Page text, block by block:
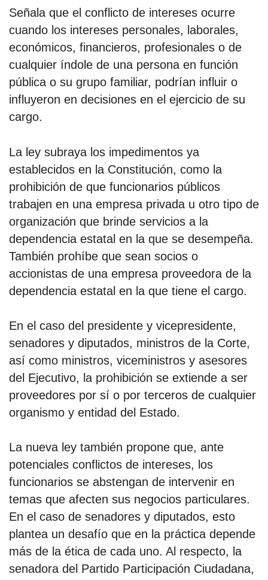
contacto
Señala que el conflicto de intereses ocurre
cuando los intereses personales, laborales,
económicos, financieros, profesionales o de
cualquier índole de una persona en función
pública o su grupo familiar, podrían influir o
influyeron en decisiones en el ejercicio de su
cargo.
La ley subraya los impedimentos ya
establecidos en la Constitución, como la
prohibición de que funcionarios públicos
trabajen en una empresa privada u otro tipo de
organización que brinde servicios a la
dependencia estatal en la que se desempeña.
También prohíbe que sean socios o
accionistas de una empresa proveedora de la
dependencia estatal en la que tiene el cargo.
En el caso del presidente y vicepresidente,
senadores y diputados, ministros de la Corte,
así como ministros, viceministros y asesores
del Ejecutivo, la prohibición se extiende a ser
proveedores por sí o por terceros de cualquier
organismo y entidad del Estado.
La nueva ley también propone que, ante
potenciales conflictos de intereses, los
funcionarios se abstengan de intervenir en
temas que afecten sus negocios particulares.
En el caso de senadores y diputados, esto
plantea un desafío que en la práctica depende
más de la ética de cada uno. Al respecto, la
senadora del Partido Participación Ciudadana,